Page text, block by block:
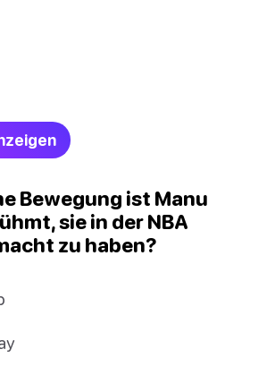
Bewegung ist Manu
sie in der NBA
zu haben?